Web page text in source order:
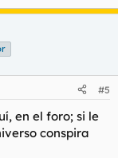
#5
en el foro; si le
conspira